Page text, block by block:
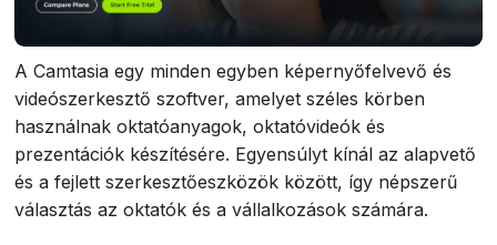
A Camtasia egy minden egyben képernyőfelvevő és
videószerkesztő szoftver, amelyet széles körben
használnak oktatóanyagok, oktatóvideók és
prezentációk készítésére. Egyensúlyt kínál az alapvető
és a fejlett szerkesztőeszközök között, így népszerű
választás az oktatók és a vállalkozások számára.